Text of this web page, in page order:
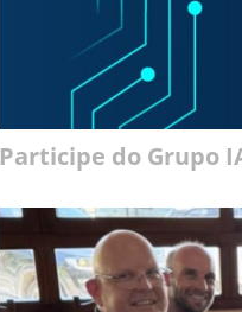
Participe do Grupo